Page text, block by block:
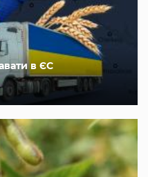
в ЄС